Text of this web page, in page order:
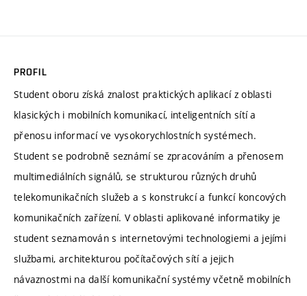
PROFIL
Student oboru získá znalost praktických aplikací z oblasti
klasických i mobilních komunikací, inteligentních sítí a
přenosu informací ve vysokorychlostních systémech.
Student se podrobně seznámí se zpracováním a přenosem
multimediálních signálů, se strukturou různých druhů
telekomunikačních služeb a s konstrukcí a funkcí koncových
komunikačních zařízení. V oblasti aplikované informatiky je
student seznamován s internetovými technologiemi a jejími
službami, architekturou počítačových sítí a jejich
návaznostmi na další komunikační systémy včetně mobilních